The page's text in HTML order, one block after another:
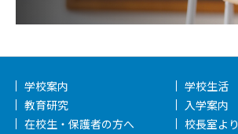
学校案内
学校生活
教育研究
入学案内
在校生・保護者の方へ
校長室より